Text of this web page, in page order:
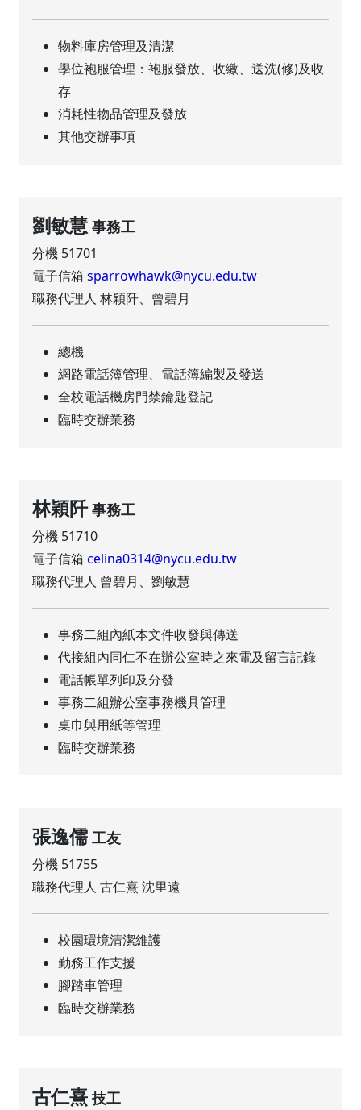
物料庫房管理及清潔
學位袍服管理：袍服發放、收繳、送洗(修)及收
存
消耗性物品管理及發放
其他交辦事項
劉敏慧 事務工
分機 51701
電子信箱sparrowhawk@nycu.edu.tw
職務代理人 林穎阡、曾碧月
總機
網路電話簿管理、電話簿編製及發送
全校電話機房門禁鑰匙登記
臨時交辦業務
林穎阡事務工
分機 51710
電子信箱celina0314@nycu.edu.tw
職務代理人 曾碧月、劉敏慧
事務二組內紙本文件收發與傳送
代接組內同仁不在辦公室時之來電及留言記錄
電話帳單列印及分發
事務二組辦公室事務機具管理
桌巾與用紙等管理
臨時交辦業務
張逸儒 工友
分機 51755
職務代理人 古仁熹 沈里遠
校園環境清潔維護
勤務工作支援
腳踏車管理
臨時交辦業務
古仁熹 技工